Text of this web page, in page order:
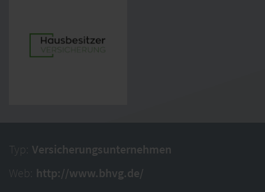
Typ: Versicherungsunternehmen
Web: http://www.bhvg.de/